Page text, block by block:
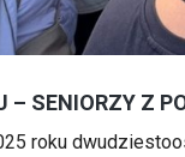
– SENIORZY Z
roku